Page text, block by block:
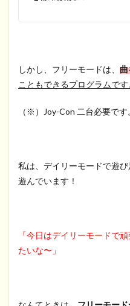
しかし、フリーモードは、 曲
こともできるプログラムです
（※）Joy-Con 二台必要です
私は、デイリーモードで遊
遊んでいます！
「今日はデイリーモードで
たいな〜」